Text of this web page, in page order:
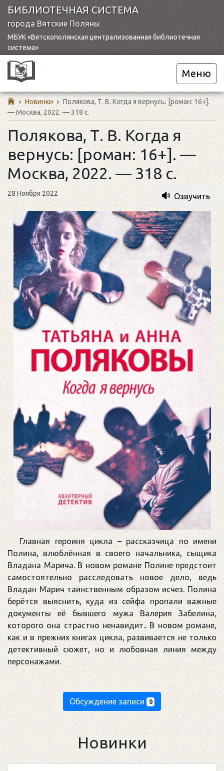
БИБЛИОТЕЧНАЯ СИСТЕМА
города Вятские Поляны
МБУК «Вятскополянская централизованная библиотечная
система»
Меню
› Новинки › Полякова, Т. В. Когда я вернусь: [роман: 16+].
— Москва, 2022. — 318 с.
Полякова, Т. В. Когда я
вернусь: [роман: 16+]. —
Москва, 2022. — 318 с.
28 Ноября 2022 Озвучить
Главная героиня цикла – рассказчица по имени
Полина, влюблённая в своего начальника, сыщика
Владана Марича. В новом романе Полине предстоит
самостоятельно расследовать новое дело, ведь
Владан Марич таинственным образом исчез. Полина
берётся выяснить, куда из сейфа пропали важные
документы её бывшего мужа Валерия Забелина,
которого она страстно ненавидит.. В новом романе,
как и в прежних книгах цикла, развивается не только
детективный сюжет, но и любовная линия между
персонажами.
Обсуждение записи 0
Новинки